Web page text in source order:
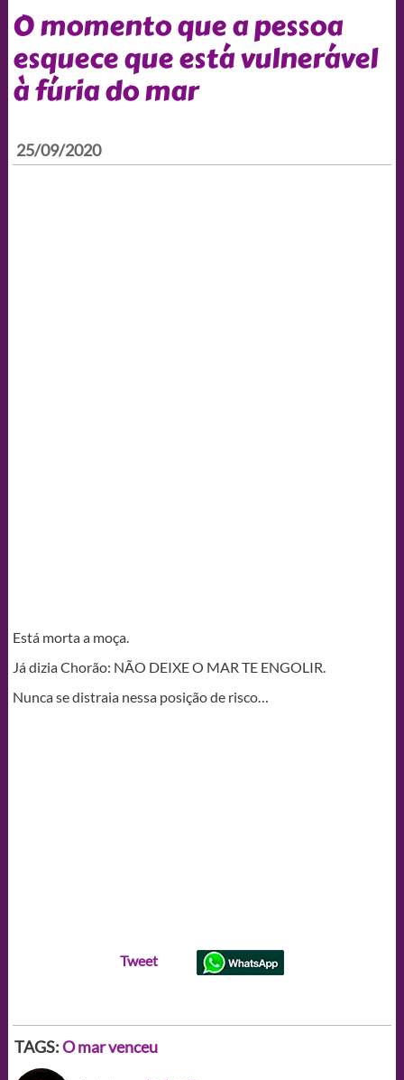
O momento que a pessoa
esquece que está vulnerável
à fúria do mar
25/09/2020
Está morta a moça.
Já dizia Chorão: NÃO DEIXE O MAR TE ENGOLIR.
Nunca se distraia nessa posição de risco…
Tweet
TAGS:O mar venceu